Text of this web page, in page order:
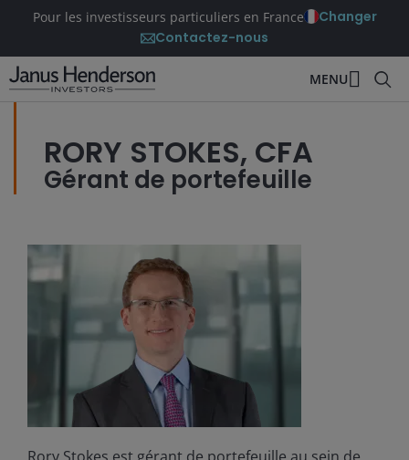
Pour les investisseurs particuliers en France
Changer
Contactez-nous
MENU
RORY STOKES, CFA
Gérant de portefeuille